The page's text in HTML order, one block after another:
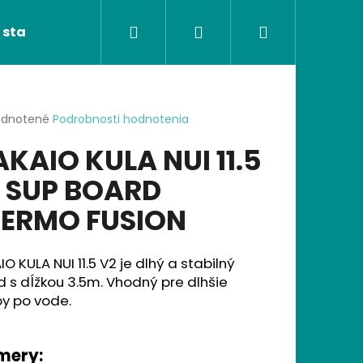
Ortopedické podložky
Hľadať PrihlásenieNákupný
Podrobnosti hodnotenia
KULA NUI 11.5
BOARD
FUSION
KULA NUI 11.5 V2 je dlhý a stabilný
s dĺžkou 3.5m. Vhodný pre dlhšie
po vode.